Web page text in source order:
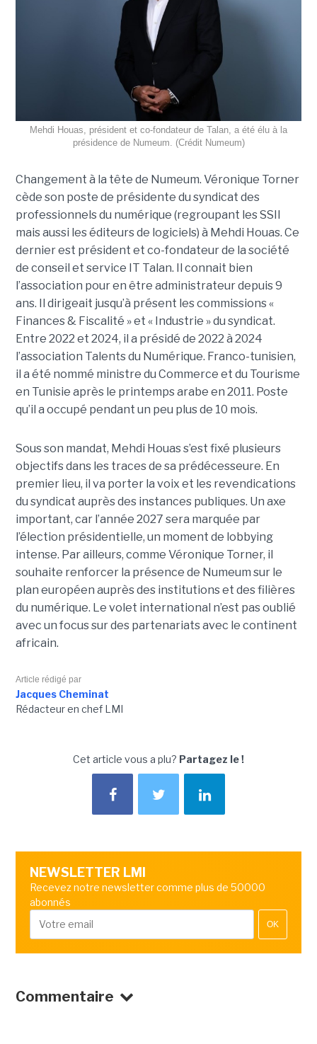
Mehdi Houas, président et co-fondateur de Talan, a été élu à la
présidence de Numeum. (Crédit Numeum)
Changement à la tête de Numeum. Véronique Torner
cède son poste de présidente du syndicat des
professionnels du numérique (regroupant les SSII
mais aussi les éditeurs de logiciels) à Mehdi Houas. Ce
dernier est président et co-fondateur de la société
de conseil et service IT Talan. Il connait bien
l’association pour en être administrateur depuis 9
ans. Il dirigeait jusqu’à présent les commissions «
Finances & Fiscalité » et « Industrie » du syndicat.
Entre 2022 et 2024, il a présidé de 2022 à 2024
l’association Talents du Numérique. Franco-tunisien,
il a été nommé ministre du Commerce et du Tourisme
en Tunisie après le printemps arabe en 2011. Poste
qu’il a occupé pendant un peu plus de 10 mois.
Sous son mandat, Mehdi Houas s’est fixé plusieurs
objectifs dans les traces de sa prédécesseure. En
premier lieu, il va porter la voix et les revendications
du syndicat auprès des instances publiques. Un axe
important, car l’année 2027 sera marquée par
l’élection présidentielle, un moment de lobbying
intense. Par ailleurs, comme Véronique Torner, il
souhaite renforcer la présence de Numeum sur le
plan européen auprès des institutions et des filières
du numérique. Le volet international n’est pas oublié
avec un focus sur des partenariats avec le continent
africain.
Article rédigé par
Jacques Cheminat
Rédacteur en chef LMI
Cet article vous a plu? Partagez le !
NEWSLETTER LMI
Recevez notre newsletter comme plus de 50000
abonnés
OK
Commentaire